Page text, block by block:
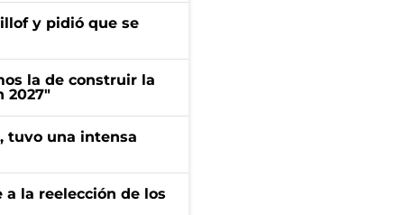
y pidió que se
la de construir la
2027"
tuvo una intensa
la reelección de los